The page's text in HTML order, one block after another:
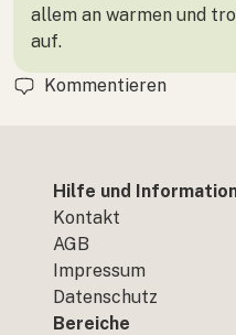
allem an warmen und
auf.
Kommentieren
Hilfe und
Kontakt
AGB
Impressum
Datenschutz
Bereiche